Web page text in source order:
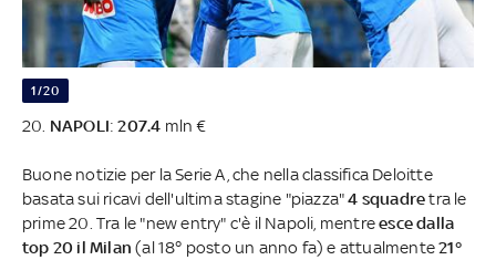
1/20
20. NAPOLI:207.4 mln €
Buone notizie per la Serie A, che nella classifica Deloitte
basata sui ricavi dell'ultima stagine "piazza"4 squadretra le
prime 20. Tra le "new entry" c'è il Napoli, mentreesce dalla
top 20 il Milan (al 18° posto un anno fa) e attualmente21°